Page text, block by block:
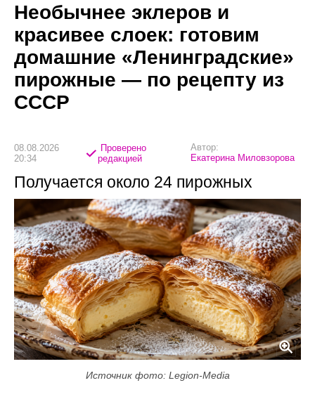
Необычнее эклеров и
красивее слоек: готовим
домашние «Ленинградские»
пирожные — по рецепту из
СССР
08.08.2026
20:34
Проверено
редакцией
Автор:
Екатерина Миловзорова
Получается около 24 пирожных
Источник фото: Legion-Media